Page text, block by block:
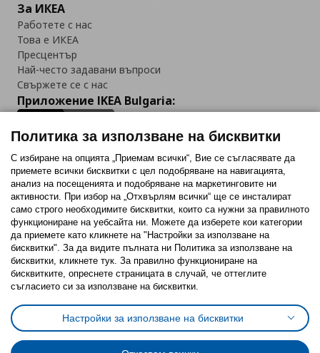
За ИКЕА
Работете с нас
Това е ИКЕА
Пресцентър
Най-често задавани въпроси
Свържете се с нас
Приложение IKEA Bulgaria:
Последвайте ни:
FacebookTwitterYoutubePinterestInstagram
Политика за използване на бисквитки (Cookies)
Избор на настройки за използване на бисквитки
Условия за ползване на ikea.bgОбща политика за личните данни
Политика за защита на личните данни на ikea.bg
Общи условия на програма IKEA Family
Политика за използване на бисквитки
С избиране на опцията „Приемам всички“, Вие се съгласявате да
приемете всички бисквитки с цел подобряване на навигацията,
анализ на посещенията и подобряване на маркетинговите ни
активности. При избор на „Отхвърлям всички“ ще се инсталират
само строго необходимитe бисквитки, които са нужни за правилното
функциониране на уебсайта ни. Можете да изберете кои категории
да приемете като кликнете на "Настройки за използване на
бисквитки". За да видите пълната ни Политика за използване на
бисквитки, кликнете тук. За правилно функциониране на
бисквитките, опреснете страницата в случай, че оттеглите
съгласието си за използване на бисквитки.
Настройки за използване на бисквитки